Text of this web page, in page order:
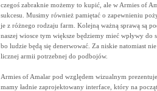
czegoś zabraknie możemy to kupić, ale w Armies of
sukcesu. Musimy również pamiętać o zapewnieniu
je z różnego rodzaju farm. Kolejną ważną sprawą są
naszej wiosce tym większe będziemy mieć wpływy do
bo ludzie będą się denerwować. Za niskie natomiast
licznej armii potrzebnej do podbojów.
Armies of Amalar pod względem wizualnym
mamy ładnie zaprojektowany interface, który na